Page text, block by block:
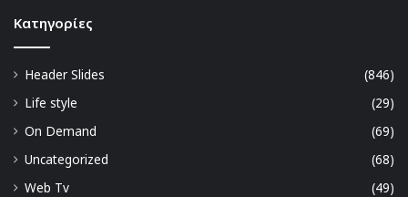
Kατηγορίες
Header Slides
(846)
Life style
(29)
On Demand
(69)
Uncategorized
(68)
Web Tv
(49)